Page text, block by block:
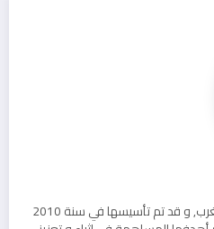
مدونة تقنية يوجد مقرها في المغرب, و قد تم تأسيسها في سنة 2010